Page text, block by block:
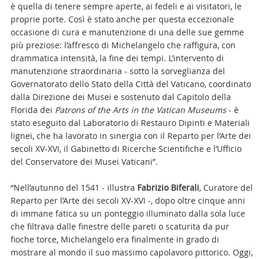
è quella di tenere sempre aperte, ai fedeli e ai visitatori, le
proprie porte. Così è stato anche per questa eccezionale
occasione di cura e manutenzione di una delle sue gemme
più preziose: l’affresco di Michelangelo che raffigura, con
drammatica intensità, la fine dei tempi. L’intervento di
manutenzione straordinaria - sotto la sorveglianza del
Governatorato dello Stato della Città del Vaticano, coordinato
dalla Direzione dei Musei e sostenuto dal Capitolo della
Florida dei Patrons of the Arts in the Vatican Museums- è
stato eseguito dal Laboratorio di Restauro Dipinti e Materiali
lignei, che ha lavorato in sinergia con il Reparto per l’Arte dei
secoli XV-XVI, il Gabinetto di Ricerche Scientifiche e l’Ufficio
del Conservatore dei Musei Vaticani”.
“Nell’autunno del 1541 - illustra Fabrizio Biferali, Curatore del
Reparto per l’Arte dei secoli XV-XVI -, dopo oltre cinque anni
di immane fatica su un ponteggio illuminato dalla sola luce
che filtrava dalle finestre delle pareti o scaturita da pur
fioche torce, Michelangelo era finalmente in grado di
mostrare al mondo il suo massimo capolavoro pittorico. Oggi,